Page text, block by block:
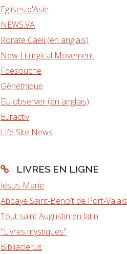
Eglises d'Asie
NEWS.VA
Rorate Caeli (en anglais)
New Liturgical Movement
Fdesouche
Gènéthique
EU observer (en anglais)
Euractiv
Life Site News
LIVRES EN LIGNE
Jésus-Marie
Abbaye Saint-Benoît de Port-Valais
Tout saint Augustin en latin
"Livres mystiques"
Bibliaclerus